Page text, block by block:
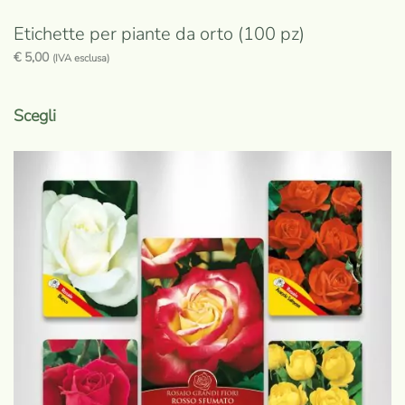
Etichette per piante da orto (100 pz)
€5,00 (IVA esclusa)
Scegliprodotto
varianti.
Le
opzioni
possono
essere
scelte
nella
pagina
del